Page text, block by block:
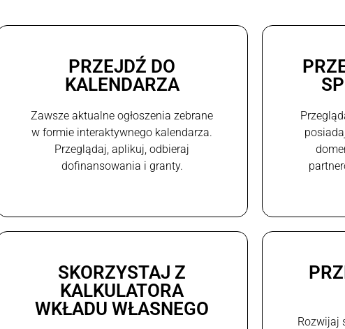
PRZEJDŹ DO
KALENDARZA
Zawsze aktualne ogłoszenia zebrane
w formie interaktywnego kalendarza.
Przeglądaj, aplikuj, odbieraj
dofinansowania i granty.
SKORZYSTAJ Z
KALKULATORA
WKŁADU WŁASNEGO
Rozwijaj